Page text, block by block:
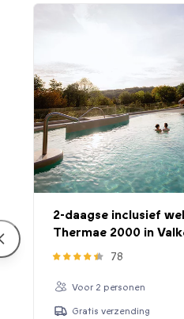
2-daagse inclusief
Thermae 2000 in
78
Voor 2 personen
Gratis verzending